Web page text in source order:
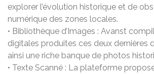
explorer l’évolution historique et de
numérique des zones locales.
• Bibliothèque d’Images : Avanst
digitales produites ces deux dernières
ainsi une riche banque de photos
• Texte Scanné : La plateforme